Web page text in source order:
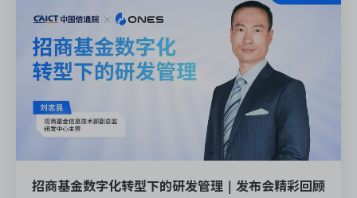
招商基金数字化转型下的研发管理｜发布会精彩回顾